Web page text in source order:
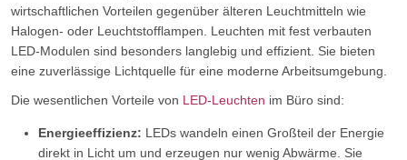
wirtschaftlichen Vorteilen gegenüber älteren Leuchtmitteln wie
Halogen- oder Leuchtstofflampen. Leuchten mit fest verbauten
LED-Modulen sind besonders langlebig und effizient. Sie bieten
eine zuverlässige Lichtquelle für eine moderne Arbeitsumgebung.
Die wesentlichen Vorteile von LED-Leuchten im Büro sind:
Energieeffizienz: LEDs wandeln einen Großteil der Energie
direkt in Licht um und erzeugen nur wenig Abwärme. Sie